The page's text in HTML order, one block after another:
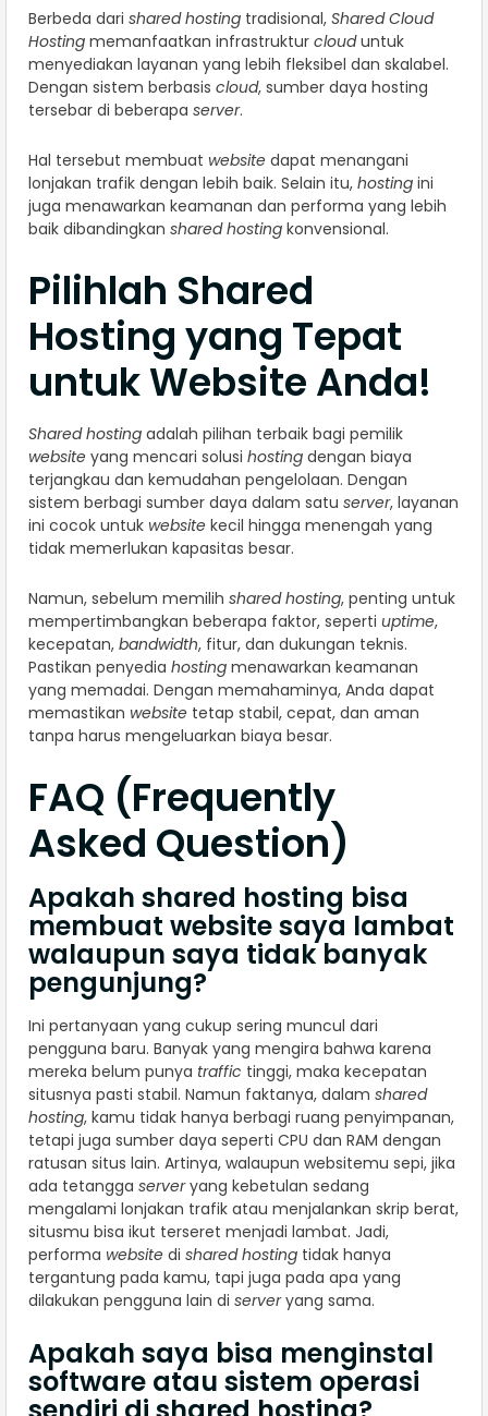
Berbeda dari shared hosting tradisional, Shared Cloud
Hosting memanfaatkan infrastruktur clouduntuk
menyediakan layanan yang lebih fleksibel dan skalabel.
Dengan sistem berbasis cloud, sumber daya hosting
tersebar di beberapa server.
Hal tersebut membuat website dapat menangani
lonjakan trafik dengan lebih baik. Selain itu, hosting ini
juga menawarkan keamanan dan performa yang lebih
baik dibandingkan shared hosting konvensional.
Pilihlah Shared
Hosting yang Tepat
untuk Website Anda!
Shared hosting adalah pilihan terbaik bagi pemilik
website yang mencari solusi hosting dengan biaya
terjangkau dan kemudahan pengelolaan. Dengan
sistem berbagi sumber daya dalam satu server, layanan
ini cocok untuk website kecil hingga menengah yang
tidak memerlukan kapasitas besar.
Namun, sebelum memilih shared hosting, penting untuk
mempertimbangkan beberapa faktor, seperti uptime,
kecepatan, bandwidth, fitur, dan dukungan teknis.
Pastikan penyedia hosting menawarkan keamanan
yang memadai. Dengan memahaminya, Anda dapat
memastikan website tetap stabil, cepat, dan aman
tanpa harus mengeluarkan biaya besar.
FAQ (Frequently
Asked Question)
Apakah shared hosting bisa
membuat website saya lambat
walaupun saya tidak banyak
pengunjung?
Ini pertanyaan yang cukup sering muncul dari
pengguna baru. Banyak yang mengira bahwa karena
mereka belum punya traffic tinggi, maka kecepatan
situsnya pasti stabil. Namun faktanya, dalam shared
hosting, kamu tidak hanya berbagi ruang penyimpanan,
tetapi juga sumber daya seperti CPU dan RAM dengan
ratusan situs lain. Artinya, walaupun websitemu sepi, jika
ada tetangga serveryang kebetulan sedang
mengalami lonjakan trafik atau menjalankan skrip berat,
situsmu bisa ikut terseret menjadi lambat. Jadi,
performa website di shared hosting tidak hanya
tergantung pada kamu, tapi juga pada apa yang
dilakukan pengguna lain di serveryang sama.
Apakah saya bisa menginstal
software atau sistem operasi